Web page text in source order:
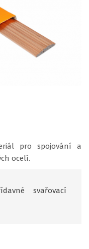
pro spojování a
ocelí.
svařovací